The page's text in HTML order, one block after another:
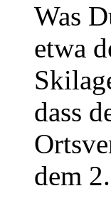
Was
etwa
dass
dem